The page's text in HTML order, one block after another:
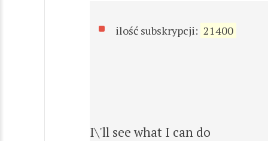
ilość subskrypcji: 21400
I\'ll see what I can do